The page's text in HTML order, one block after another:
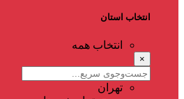
انتخاب استان
انتخاب همه
×
تهران